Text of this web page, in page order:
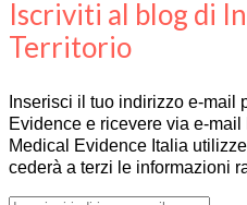
Iscriviti al blog di
Territorio
Inserisci il tuo indirizzo e-mail
Evidence e ricevere via e-
Medical Evidence Italia
cederà a terzi le informazioni